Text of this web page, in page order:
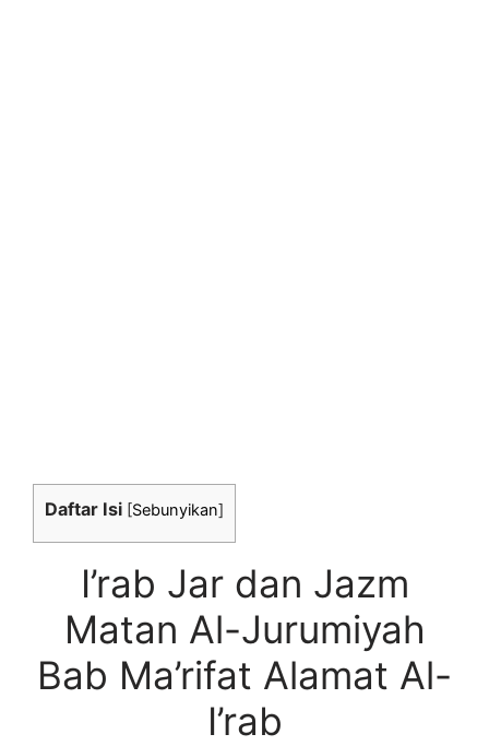
Daftar Isi [Sebunyikan]
I’rab Jar dan Jazm
Matan Al-Jurumiyah
Bab Ma’rifat Alamat Al-
I’rab